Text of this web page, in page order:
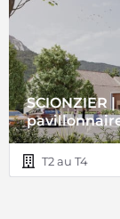
SCIONZIER
T2 au T4